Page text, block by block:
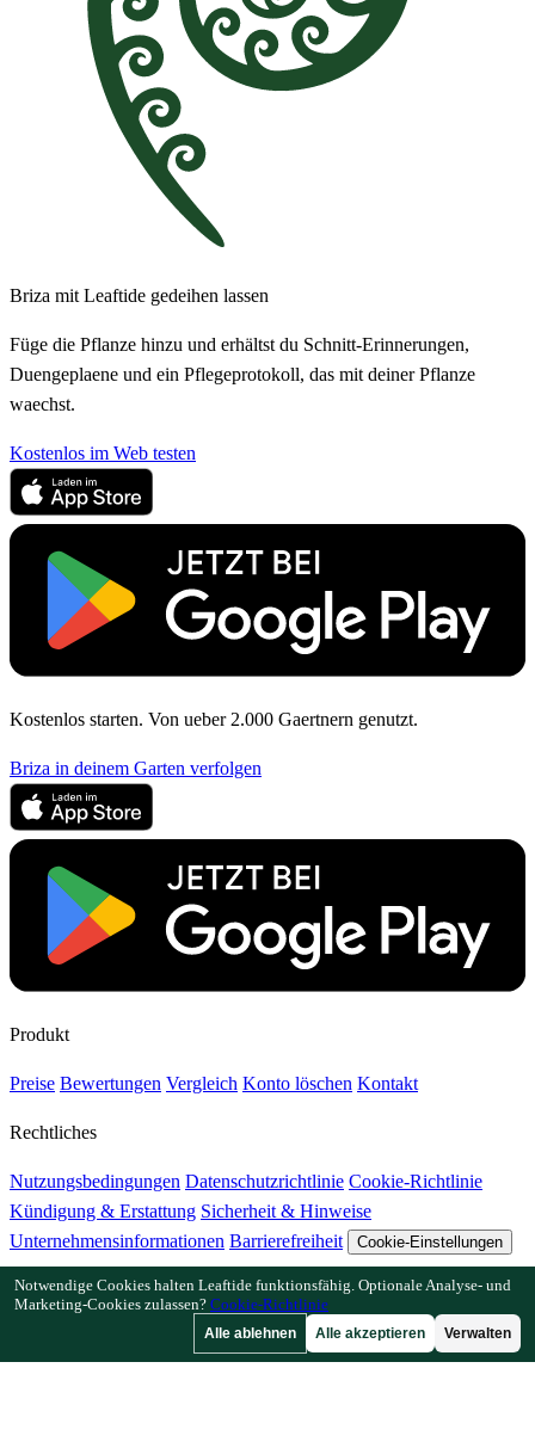
Briza mit Leaftide gedeihen lassen
Füge die Pflanze hinzu und erhältst du Schnitt-Erinnerungen,
Duengeplaene und ein Pflegeprotokoll, das mit deiner Pflanze
waechst.
Kostenlos im Web testen
Kostenlos starten. Von ueber 2.000 Gaertnern genutzt.
Briza in deinem Garten verfolgen
Produkt
Preise Bewertungen Vergleich Konto löschen Kontakt
Rechtliches
Nutzungsbedingungen Datenschutzrichtlinie Cookie-Richtlinie
Kündigung & Erstattung Sicherheit & Hinweise
Unternehmensinformationen Barrierefreiheit Cookie-Einstellungen
Funktionen
Beetplaner-Anleitung Pflanzenbibliothek
Gartengalerie
Notwendige Cookies halten Leaftide funktionsfähig. Optionale Analyse- und
Marketing-Cookies zulassen? Cookie-Richtlinie
Alle ablehnen Alle akzeptieren Verwalten